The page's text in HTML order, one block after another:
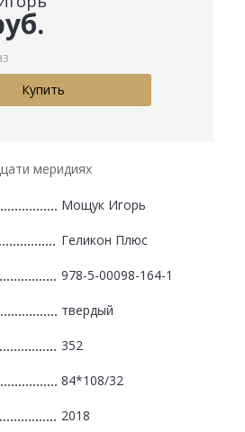
меридиях
Мощук Игорь
Геликон Плюс
978-5-00098-164-1
твердый
352
84*108/32
2018